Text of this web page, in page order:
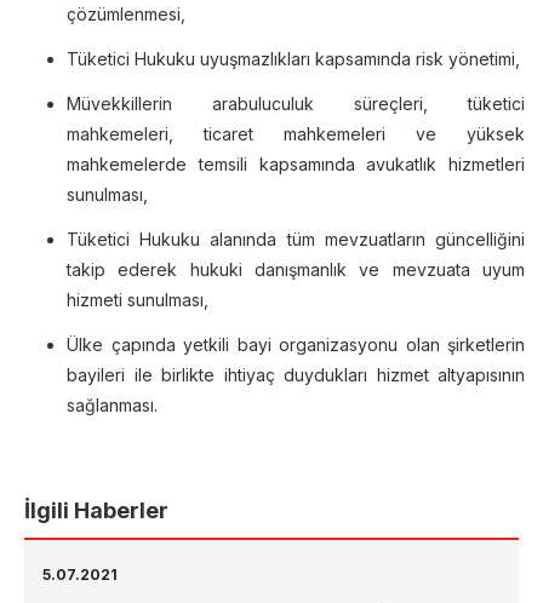
çözümlenmesi,
Tüketici Hukuku uyuşmazlıkları kapsamında risk yönetimi,
Müvekkillerin arabuluculuk süreçleri, tüketici
mahkemeleri, ticaret mahkemeleri ve yüksek
mahkemelerde temsili kapsamında avukatlık hizmetleri
sunulması,
Tüketici Hukuku alanında tüm mevzuatların güncelliğini
takip ederek hukuki danışmanlık ve mevzuata uyum
hizmeti sunulması,
Ülke çapında yetkili bayi organizasyonu olan şirketlerin
bayileri ile birlikte ihtiyaç duydukları hizmet altyapısının
sağlanması.
İlgili Haberler
5.07.2021